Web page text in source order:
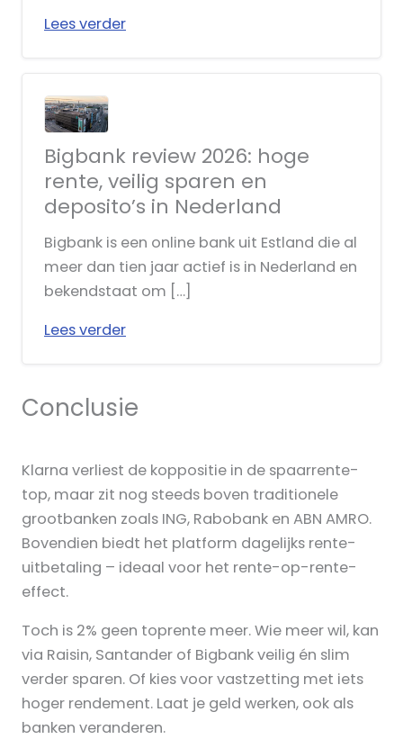
Lees verder
Bigbank review 2026: hoge
rente, veilig sparen en
deposito’s in Nederland
Bigbank is een online bank uit Estland die al
meer dan tien jaar actief is in Nederland en
bekendstaat om […]
Lees verder
Conclusie
Klarna verliest de koppositie in de spaarrente-
top, maar zit nog steeds boven traditionele
grootbanken zoals ING, Rabobank en ABN AMRO.
Bovendien biedt het platform dagelijks rente-
uitbetaling – ideaal voor het rente-op-rente-
effect.
Toch is 2% geen toprente meer. Wie meer wil, kan
via Raisin, Santander of Bigbank veilig én slim
verder sparen. Of kies voor vastzetting met iets
hoger rendement. Laat je geld werken, ook als
banken veranderen.